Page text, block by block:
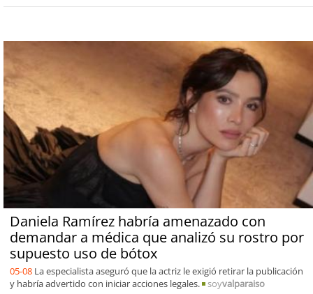
Daniela Ramírez habría amenazado con
demandar a médica que analizó su rostro por
supuesto uso de bótox
05-08 La especialista aseguró que la actriz le exigió retirar la publicación
y habría advertido con iniciar acciones legales.
soyvalparaiso